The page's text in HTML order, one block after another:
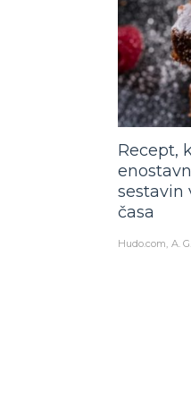
Recept,
sestavin
časa
Hudo.com A. G.